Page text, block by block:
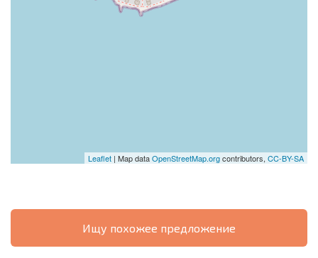
Leaflet | Map dataOpenStreetMap.orgcontributors, CC-BY-SA
Ищу похожее предложение